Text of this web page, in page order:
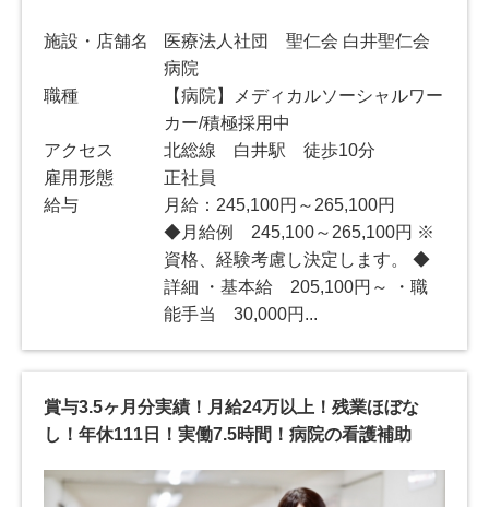
施設・店舗名
医療法人社団 聖仁会 白井聖仁会
病院
職種
【病院】メディカルソーシャルワー
カー/積極採用中
アクセス
北総線 白井駅 徒歩10分
雇用形態
正社員
給与
月給：245,100円～265,100円
◆月給例 245,100～265,100円 ※
資格、経験考慮し決定します。 ◆
詳細 ・基本給 205,100円～ ・職
能手当 30,000円...
賞与3.5ヶ月分実績！月給24万以上！残業ほぼな
し！年休111日！実働7.5時間！病院の看護補助